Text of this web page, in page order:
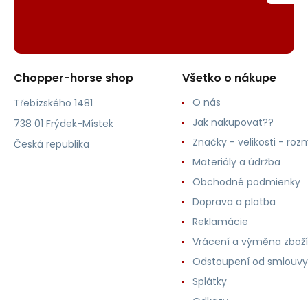
Chopper-horse shop
Třebízského 1481
738 01 Frýdek-Místek
Česká republika
Všetko o nákupe
O nás
Jak nakupovat??
Značky - velikosti -
Materiály a údržba
Obchodné podmienky
Doprava a platba
Reklamácie
Vrácení a výměna zboží
Odstoupení od smlouvy
Splátky